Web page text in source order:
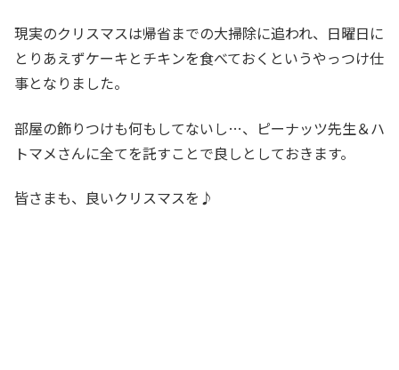
現実のクリスマスは帰省までの大掃除に追われ、日曜日に
とりあえずケーキとチキンを食べておくというやっつけ仕
事となりました。
部屋の飾りつけも何もしてないし…、ピーナッツ先生＆ハ
トマメさんに全てを託すことで良しとしておきます。
皆さまも、良いクリスマスを♪